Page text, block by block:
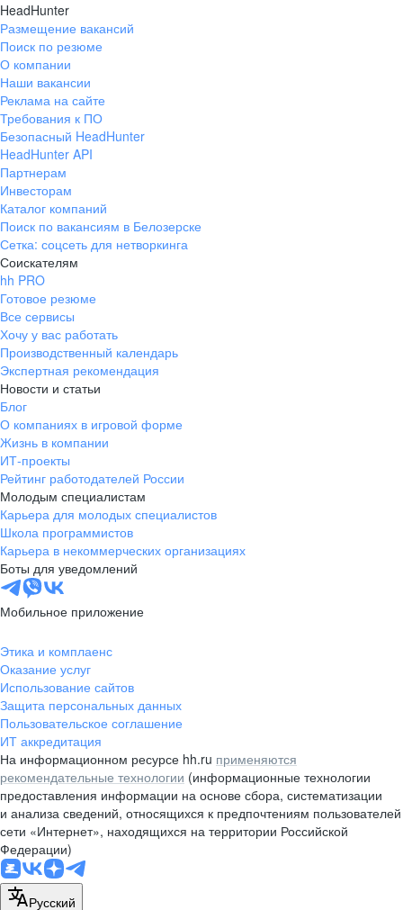
HeadHunter
Размещение вакансий
Поиск по резюме
О компании
Наши вакансии
Реклама на сайте
Требования к ПО
Безопасный HeadHunter
HeadHunter API
Партнерам
Инвесторам
Каталог компаний
Поиск по вакансиям в Белозерске
Сетка: соцсеть для нетворкинга
Соискателям
hh PRO
Готовое резюме
Все сервисы
Хочу у вас работать
Производственный календарь
Экспертная рекомендация
Новости и статьи
Блог
О компаниях в игровой форме
Жизнь в компании
ИТ-проекты
Рейтинг работодателей России
Молодым специалистам
Карьера для молодых специалистов
Школа программистов
Карьера в некоммерческих организациях
Боты для уведомлений
Мобильное приложение
Этика и комплаенс
Оказание услуг
Использование сайтов
Защита персональных данных
Пользовательское соглашение
ИТ аккредитация
На информационном ресурсе hh.ru применяются
рекомендательные технологии (информационные технологии
предоставления информации на основе сбора, систематизации
и анализа сведений, относящихся к предпочтениям пользователей
сети «Интернет», находящихся на территории Российской
Федерации)
Русский